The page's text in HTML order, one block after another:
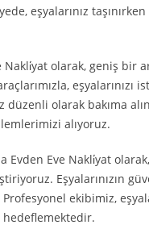
eşyalarınız
Nakli̇yat olarak, geniş bir
eşyalarınızı
düzenli olarak bakıma
alıyoruz.
Evden Eve Nakli̇yat
Eşyalarınızın
ekibimiz,
hedeflemektedir.